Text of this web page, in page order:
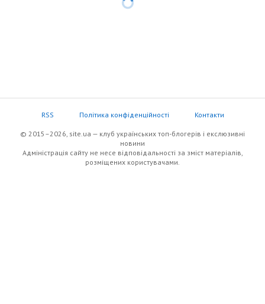
RSS Політика конфіденційності Контакти
© 2015–2026, site.ua — клуб українських топ-блогерів i екслюзивнi
новини
Адміністрація сайту не несе відповідальності за зміст матеріалів,
розміщених користувачами.